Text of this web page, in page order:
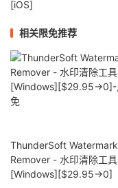
[iOS]
相关限免推荐
ThunderSoft Watermark
Remover - 水印清除工具
[Windows][$29.95→0]